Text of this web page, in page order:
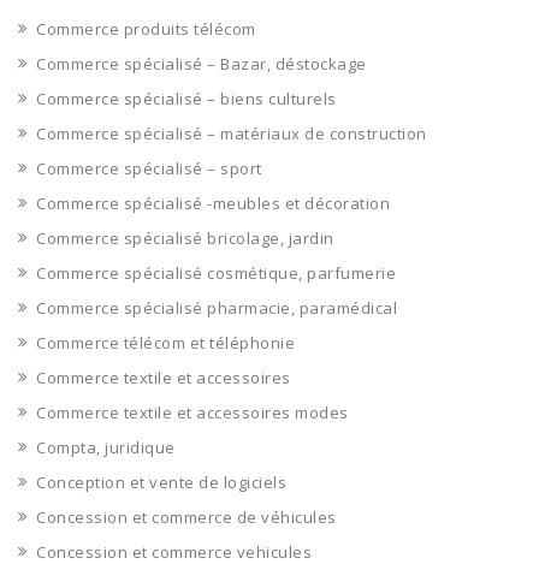
Commerce produits télécom
Commerce spécialisé – Bazar, déstockage
Commerce spécialisé – biens culturels
Commerce spécialisé – matériaux de construction
Commerce spécialisé – sport
Commerce spécialisé -meubles et décoration
Commerce spécialisé bricolage, jardin
Commerce spécialisé cosmétique, parfumerie
Commerce spécialisé pharmacie, paramédical
Commerce télécom et téléphonie
Commerce textile et accessoires
Commerce textile et accessoires modes
Compta, juridique
Conception et vente de logiciels
Concession et commerce de véhicules
Concession et commerce vehicules